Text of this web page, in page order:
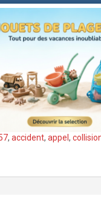
, accident, appel ,